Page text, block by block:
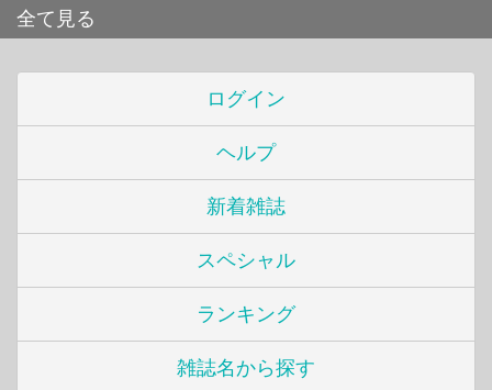
全て見る
ログイン
ヘルプ
新着雑誌
スペシャル
ランキング
雑誌名から探す